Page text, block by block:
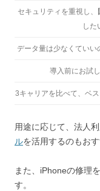
セキュリティを重視し、
した
データ量は少なくていい
導入前にお試
3キャリアを比べて、ベ
用途に応じて、法人
ルを活用するのもおす
また、iPhoneの修理
す。